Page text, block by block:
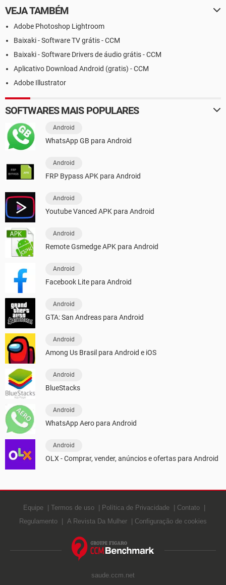
VEJA TAMBÉM
Adobe Photoshop Lightroom
Baixaki - Software TV grátis - CCM
Baixaki - Software Drivers de áudio grátis - CCM
Aplicativo Download Android (gratis) - CCM
Adobe Illustrator
SOFTWARES MAIS POPULARES
Android
WhatsApp GB para Android
Android
FRP Bypass APK para Android
Android
Youtube Vanced APK para Android
Android
Remote Gsmedge APK para Android
Android
Facebook Lite para Android
Android
GTA: San Andreas para Android
Android
Among Us Brasil para Android e iOS
Android
BlueStacks
Android
WhatsApp Aero para Android
Android
OLX - Comprar, vender, anúncios e ofertas para Android
Equipe Termos de uso Política de Privacidade
Contato
Regulamento
A Revista Da Mulher Configuração de cookies
saude.ccm.net